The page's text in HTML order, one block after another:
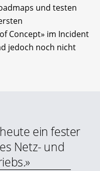
und testen
Concept» im Incident
jedoch noch nicht
ein fester
Netz- und